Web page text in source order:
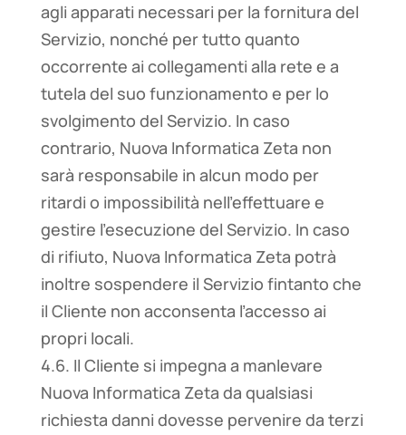
agli apparati necessari per la fornitura del
Servizio, nonché per tutto quanto
occorrente ai collegamenti alla rete e a
tutela del suo funzionamento e per lo
svolgimento del Servizio. In caso
contrario, Nuova Informatica Zeta non
sarà responsabile in alcun modo per
ritardi o impossibilità nell’effettuare e
gestire l’esecuzione del Servizio. In caso
di rifiuto, Nuova Informatica Zeta potrà
inoltre sospendere il Servizio fintanto che
il Cliente non acconsenta l’accesso ai
propri locali.
4.6. Il Cliente si impegna a manlevare
Nuova Informatica Zeta da qualsiasi
richiesta danni dovesse pervenire da terzi